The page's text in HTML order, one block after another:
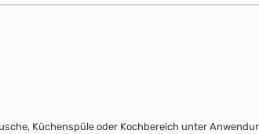
Küchenspüle oder Kochbereich unter